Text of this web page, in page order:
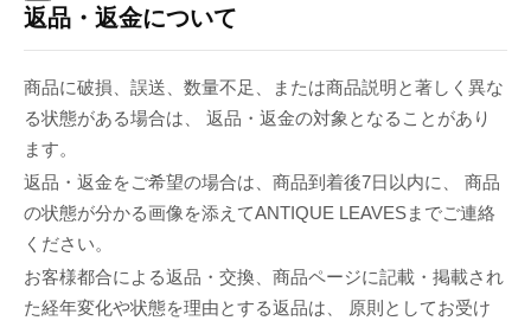
返品・返金について
商品に破損、誤送、数量不足、または商品説明と著しく異な
る状態がある場合は、 返品・返金の対象となることがあり
ます。
返品・返金をご希望の場合は、商品到着後7日以内に、 商品
の状態が分かる画像を添えてANTIQUE LEAVESまでご連絡
ください。
お客様都合による返品・交換、商品ページに記載・掲載され
た経年変化や状態を理由とする返品は、 原則としてお受け